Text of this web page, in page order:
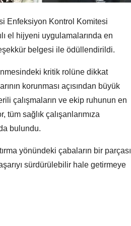
Enfeksiyon Kontrol Komitesi
el hijyeni uygulamalarında en
belgesi ile ödüllendirildi.
kritik rolüne dikkat
korunması açısından büyük
çalışmaların ve ekip ruhunun en
sağlık çalışanlarımıza
bulundu.
yönündeki çabaların bir parçası
sürdürülebilir hale getirmeye